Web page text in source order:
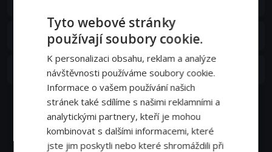
10. epizoda: 10. epizoda
9. epizoda:9. epizoda
14. 01. 2011
Zobrazit další epizody
Tyto webové stránky
používají soubory cookie.
K personalizaci obsahu, reklam a analýze
návštěvnosti používáme soubory cookie.
Informace o vašem používání našich
stránek také sdílíme s našimi reklamními a
analytickými partnery, kteří je mohou
kombinovat s dalšími informacemi, které
jste jim poskytli nebo které shromáždili při